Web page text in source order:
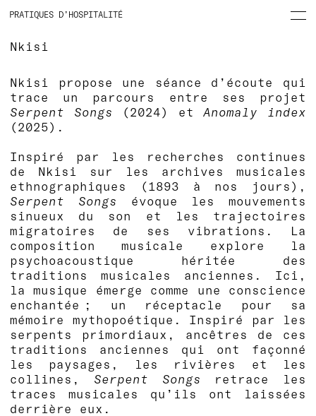
PRATIQUES D’HOSPITALITÉ
Nkisi
Nkisi propose une séance d’écoute qui
trace un parcours entre ses projet
Serpent Songs
(2024) et Anomaly index
(2025).
Inspiré par les recherches continues
de Nkisi sur les archives musicales
ethnographiques (1893 à nos jours),
Serpent Songs évoque les mouvements
sinueux du son et les trajectoires
migratoires de ses vibrations. La
composition musicale explore la
psychoacoustique héritée des
traditions musicales anciennes. Ici,
la musique émerge comme une conscience
enchantée ; un réceptacle pour sa
mémoire mythopoétique. Inspiré par les
serpents primordiaux, ancêtres de ces
traditions anciennes qui ont façonné
les paysages, les rivières et les
collines, Serpent Songs retrace les
traces musicales qu’ils ont laissées
derrière eux.